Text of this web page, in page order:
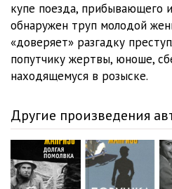
купе поезда, прибывающего
обнаружен труп молодой
«доверяет» разгадку
попутчику жертвы, юноше,
находящемуся в розыске.
Другие произведения